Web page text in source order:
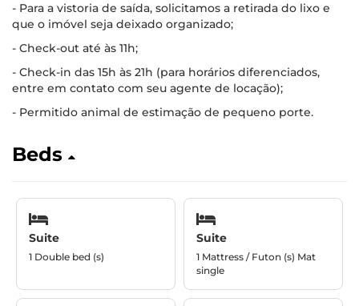
- Para a vistoria de saída, solicitamos a retirada do lixo e
que o imóvel seja deixado organizado;
- Check-out até às 11h;
- Check-in das 15h às 21h (para horários diferenciados,
entre em contato com seu agente de locação);
- Permitido animal de estimação de pequeno porte.
Beds
Suite
1 Double bed (s)
Suite
1 Mattress / Futon (s) Mat
single